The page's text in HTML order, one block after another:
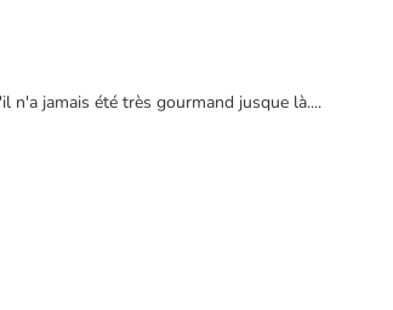
jamais été très gourmand jusque là....